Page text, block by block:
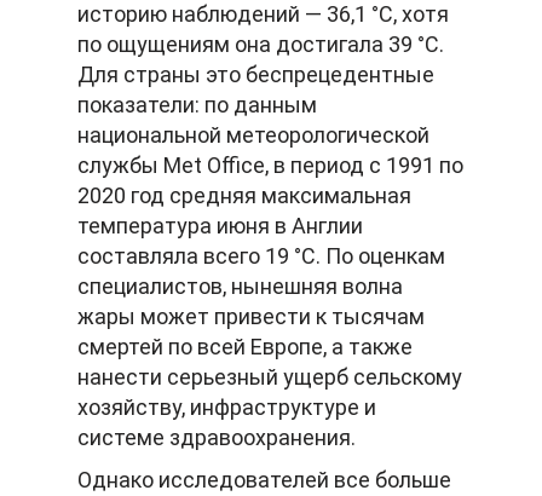
историю наблюдений — 36,1 °C, хотя
по ощущениям она достигала 39 °C.
Для страны это беспрецедентные
показатели: по данным
национальной метеорологической
службы Met Office, в период с 1991 по
2020 год средняя максимальная
температура июня в Англии
составляла всего 19 °C. По оценкам
специалистов, нынешняя волна
жары может привести к тысячам
смертей по всей Европе, а также
нанести серьезный ущерб сельскому
хозяйству, инфраструктуре и
системе здравоохранения.
Однако исследователей все больше